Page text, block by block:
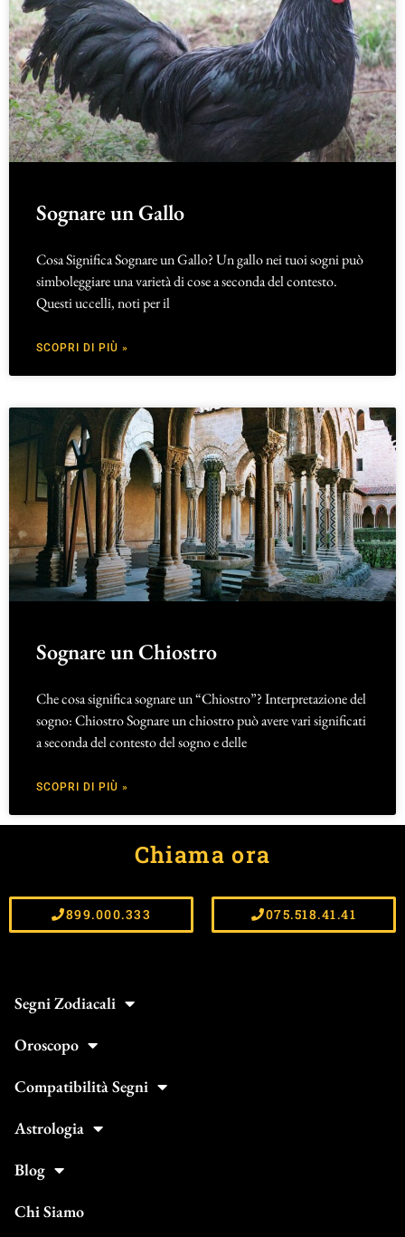
Sognare un Gallo
Cosa Significa Sognare un Gallo? Un gallo nei tuoi sogni può
simboleggiare una varietà di cose a seconda del contesto.
Questi uccelli, noti per il
SCOPRI DI PIÙ »
Sognare un Chiostro
Che cosa significa sognare un “Chiostro”? Interpretazione del
sogno: Chiostro Sognare un chiostro può avere vari significati
a seconda del contesto del sogno e delle
SCOPRI DI PIÙ »
Chiama ora
899.000.333 075.518.41.41
Segni Zodiacali
Oroscopo
Compatibilità Segni
Astrologia
Blog
Chi Siamo